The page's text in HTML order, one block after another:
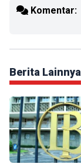
Komentar:
Berita Lainnya